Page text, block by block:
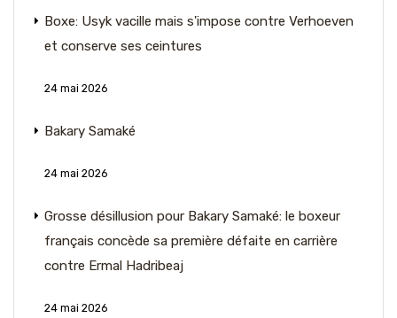
Boxe: Usyk vacille mais s'impose contre Verhoeven
et conserve ses ceintures
24 mai 2026
Bakary Samaké
24 mai 2026
Grosse désillusion pour Bakary Samaké: le boxeur
français concède sa première défaite en carrière
contre Ermal Hadribeaj
24 mai 2026